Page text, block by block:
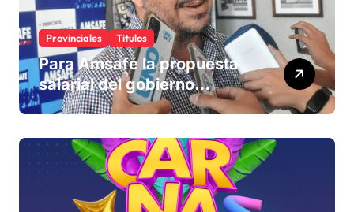
Provinciales Titulos
Para Amsafé la propuesta
salarial del gobierno
«queda corta» y el viernes
rechaza